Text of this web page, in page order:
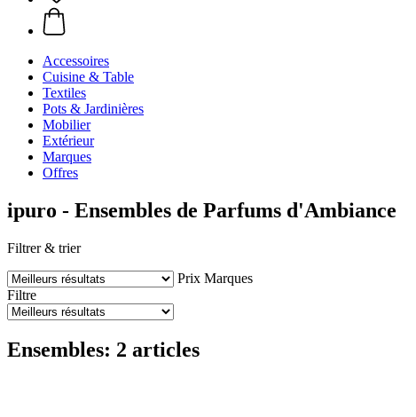
Accessoires
Cuisine & Table
Textiles
Pots & Jardinières
Mobilier
Extérieur
Marques
Offres
ipuro - Ensembles de Parfums d'Ambiance
Filtrer & trier
Prix Marques
Filtre
Ensembles: 2 articles